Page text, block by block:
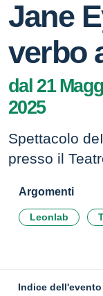
Jane
verbo
dal 21
2025
Spettacolo
presso il
Argomenti
Leonlab
Indice dell'evento